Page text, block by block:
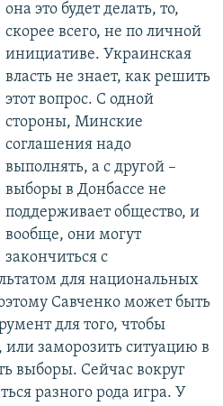
она это будет делать, то,
скорее всего, не по личной
инициативе. Украинская
власть не знает, как решить
этот вопрос. С одной
стороны, Минские
соглашения надо
выполнять, а с другой –
выборы в Донбассе не
поддерживает общество, и
вообще, они могут
закончиться с
для национальных
Савченко может быть
для того, чтобы
или заморозить ситуацию в
выборы. Сейчас вокруг
разного рода игра. У